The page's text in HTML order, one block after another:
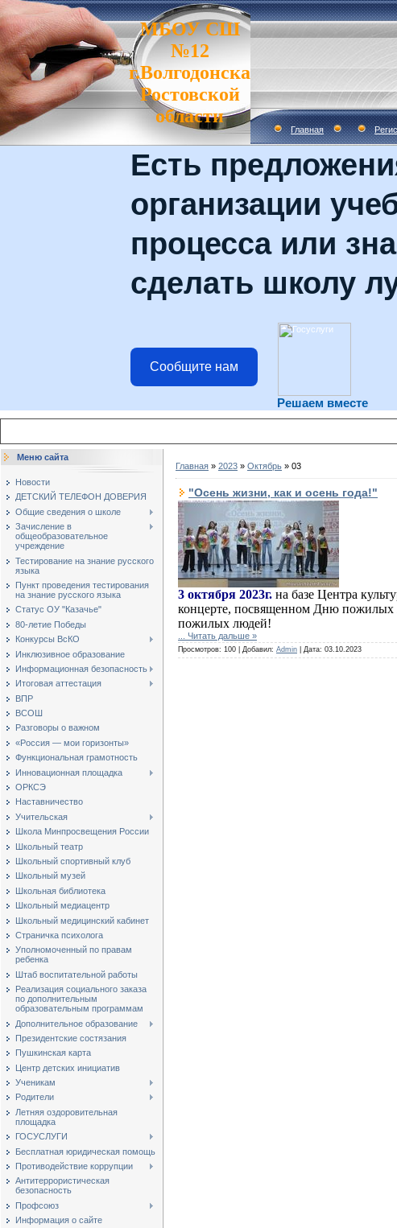
МБОУ СШ
№12
г.Волгодонска
Ростовской
области
Главная
Есть
организации
процесса или
сделать школу
Сообщите нам
Решаем вместе
Меню сайта
Новости
ДЕТСКИЙ ТЕЛЕФОН ДОВЕРИЯ
Общие сведения о школе
Зачисление в
общеобразовательное
учреждение
Тестирование на знание русского
языка
Пункт проведения тестирования
на знание русского языка
Статус ОУ "Казачье"
80-летие Победы
Конкурсы ВсКО
Инклюзивное образование
Информационная безопасность
Итоговая аттестация
ВПР
ВСОШ
Разговоры о важном
«Россия — мои горизонты»
Функциональная грамотность
Инновационная площадка
ОРКСЭ
Наставничество
Учительская
Школа Минпросвещения России
Школьный театр
Школьный спортивный клуб
Школьный музей
Школьная библиотека
Школьный медиацентр
Школьный медицинский кабинет
Страничка психолога
Уполномоченный по правам
ребенка
Штаб воспитательной работы
Реализация социального заказа
по дополнительным
образовательным программам
Дополнительное образование
Президентские состязания
Пушкинская карта
Центр детских инициатив
Ученикам
Родители
Летняя оздоровительная
площадка
ГОСУСЛУГИ
Бесплатная юридическая помощь
Противодействие коррупции
Антитеррористическая
безопасность
Профсоюз
Информация о сайте
Главная » 2023 » Октябрь » 03
"Осень жизни, как и осень года!"
3 октября 2023г. на базе Центра
концерте, посвященном Дню пожилых
пожилых людей!
Читать дальше »
Просмотров: 100 | Добавил: Admin | Дата: 03.10.2023